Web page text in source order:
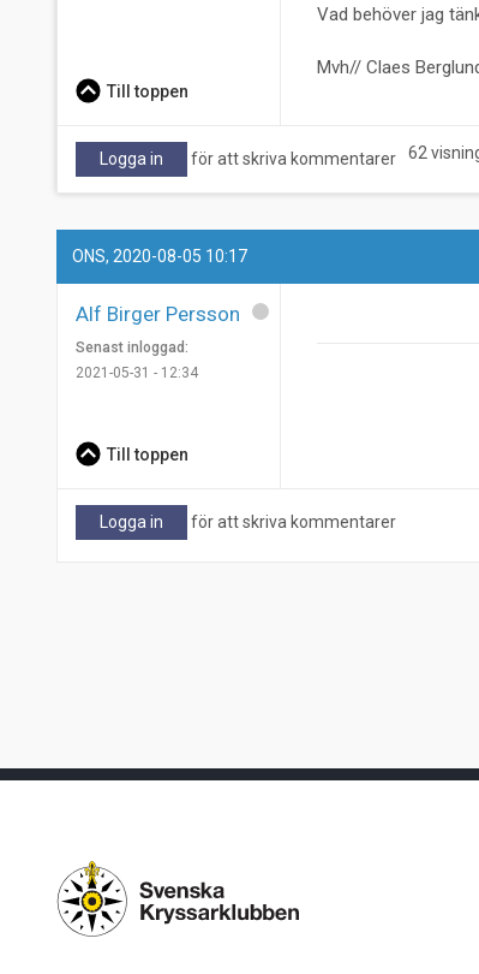
Vad behöver jag
Mvh// Claes
Till toppen
Logga in för att skriva kommentarer 62
ONS, 2020-08-05 10:17
Alf Birger Persson
Senast inloggad:
2021-05-31 - 12:34
Till toppen
Logga in för att skriva kommentarer